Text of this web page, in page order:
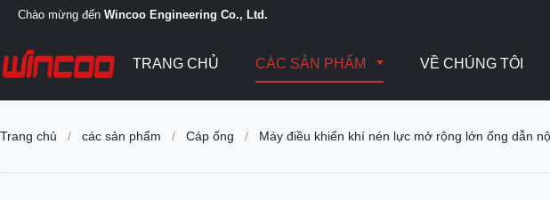
Chào mừng đến Wincoo Engineering Co., Ltd.
TRANG CHỦ CÁC SẢN PHẨM VỀ CHÚNG TÔI
Trang chủ / các sản phẩm / Cáp ống / Máy điều khiển khí nén lực mở rộng lớn ống dẫn